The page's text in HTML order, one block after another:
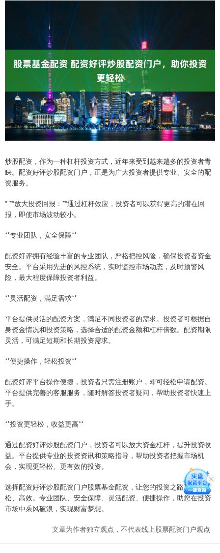
炒股配资，作为一种杠杆投资方式，近年来受到越来越多的投资者青
睐。配资好评炒股配资门户，正是为广大投资者提供专业、安全的配
资服务。
* **放大投资回报：**通过杠杆效应，投资者可以获得更高的潜在回
报，即使市场波动较小。
**专业团队，安全保障**
配资好评拥有经验丰富的专业团队，严格把控风险，确保投资者资金
安全。平台采用先进的风控系统，实时监控市场动态，及时预警风
险，最大程度保障投资者利益。
**灵活配资，满足需求**
平台提供灵活的配资方案，满足不同投资者的需求。投资者可根据自
身资金情况和投资策略，选择合适的配资金额和杠杆倍数。配资期限
灵活，可满足短期和长期投资需求。
**便捷操作，轻松投资**
配资好评平台操作便捷，投资者只需注册账户，即可轻松申请配资。
平台提供完善的客服服务，随时解答投资者疑问，帮助投资者快速上
手。
**投资更轻松，收益更高**
通过配资好评炒股配资门户，投资者可以放大资金杠杆，提升投资收
益。平台提供专业的投资资讯和策略指导，帮助投资者把握市场机
会，实现更轻松、更有效的投资。
选择配资好评炒股配资门户股票基金配资，让您的投资之路更加轻
松、高效。专业团队、安全保障、灵活配资、便捷操作，助您在投资
市场中乘风破浪，实现财富梦想。
文章为作者独立观点，不代表线上股票配资门户观点